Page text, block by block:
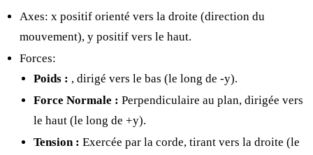
Axes: x positif orienté vers la droite (direction du
mouvement), y positif vers le haut.
Forces:
Poids : , dirigé vers le bas (le long de -y).
Force Normale : Perpendiculaire au plan, dirigée vers
le haut (le long de +y).
Tension : Exercée par la corde, tirant vers la droite (le